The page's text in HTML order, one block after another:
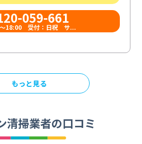
059-661
18:00 受付：日祝 サ...
もっと見る
清掃業者の口コミ